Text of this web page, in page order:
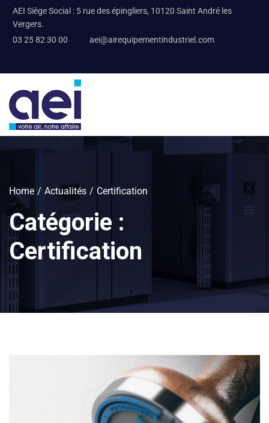
AEI Siège Social : 5 rue des épingliers, 10120 Saint André les
Vergers.
03 25 82 30 00
aei@airequipementindustriel.com
Home Actualités Certification
Catégorie :
Certification